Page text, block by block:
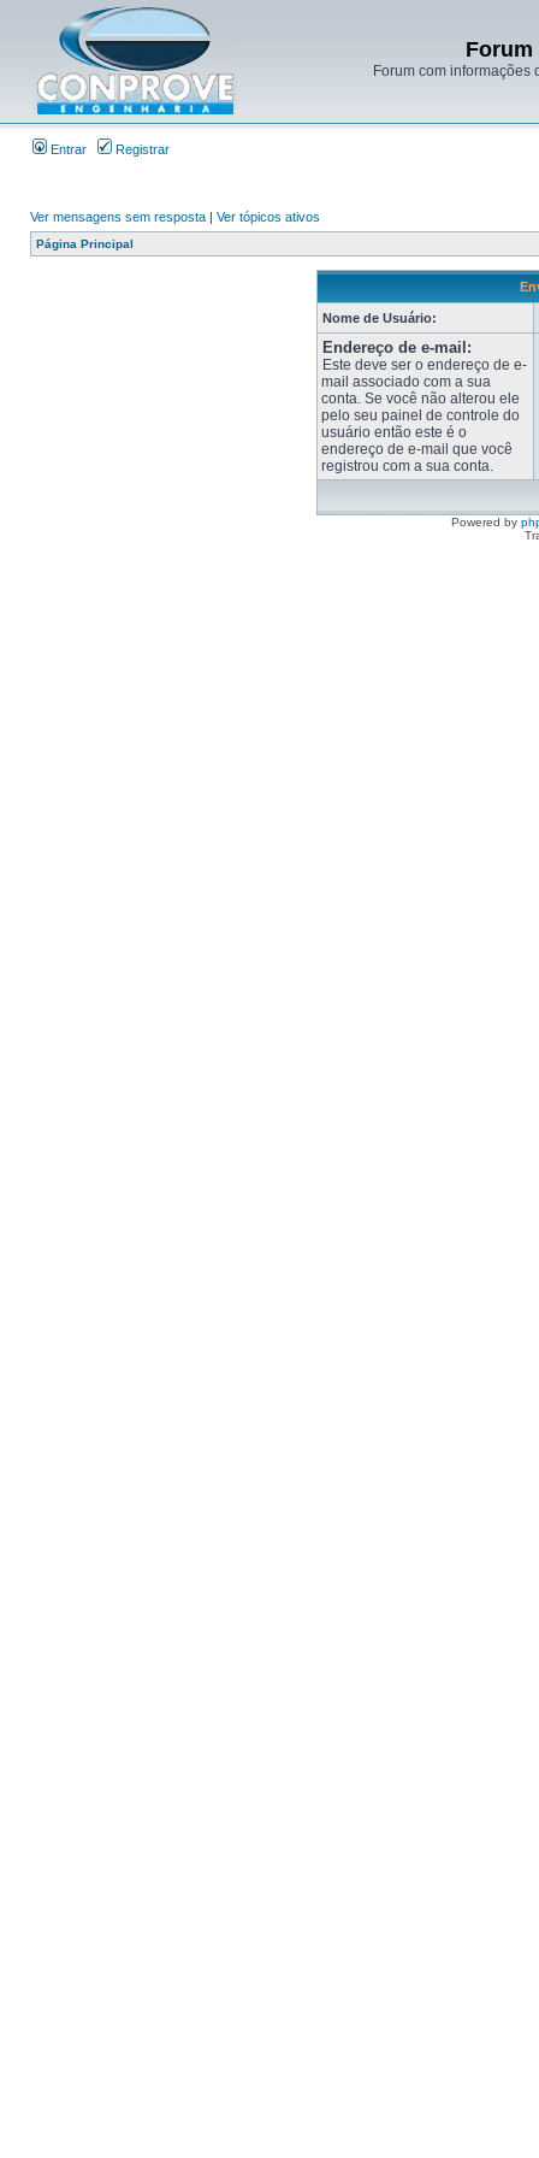
Forum
Forum com informações
Entrar Registrar
Ver mensagens sem resposta | Ver tópicos ativos
Página Principal
Nome de Usuário:
Endereço de e-mail:
Este deve ser o endereço de e-
mail associado com a sua
conta. Se você não alterou ele
pelo seu painel de controle do
usuário então este é o
endereço de e-mail que você
registrou com a sua conta.
Powered by